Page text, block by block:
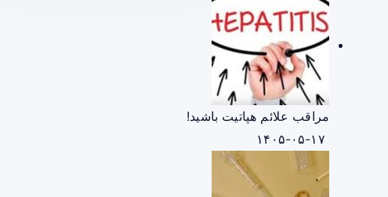
مراقب علائم هپاتیت باشید!